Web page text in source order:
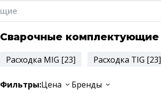
Сварочные комплектующие
Расходка MIG [23] Расходка TIG [23]
Фильтры:Цена Бренды